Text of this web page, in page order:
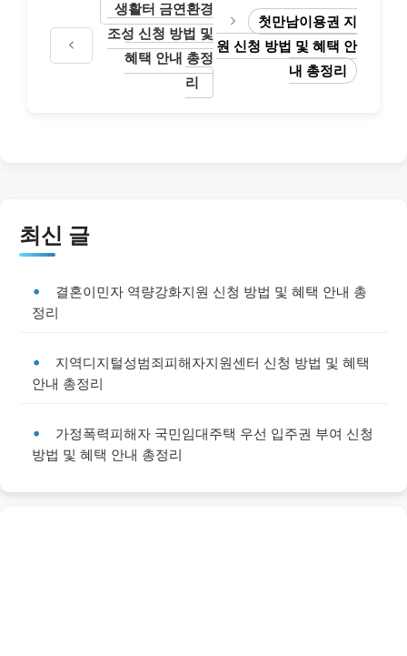
생활터 금연환경
조성 신청 방법 및
혜택 안내 총정
리
첫만남이용권 지
원 신청 방법 및 혜택 안
내 총정리
최신 글
결혼이민자 역량강화지원 신청 방법 및 혜택 안내 총
정리
지역디지털성범죄피해자지원센터 신청 방법 및 혜택
안내 총정리
가정폭력피해자 국민임대주택 우선 입주권 부여 신청
방법 및 혜택 안내 총정리